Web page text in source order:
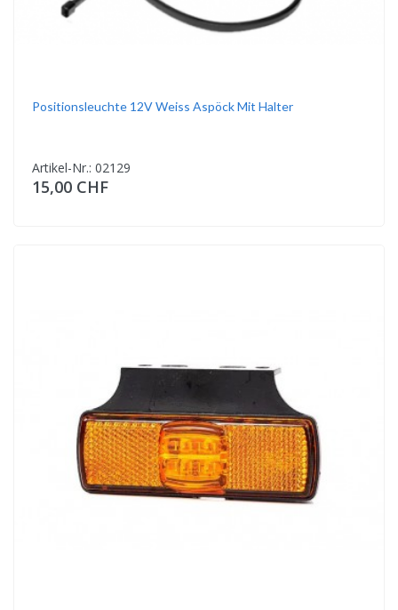
Positionsleuchte 12V Weiss Aspöck Mit Halter
Artikel-Nr.: 02129
15,00 CHF